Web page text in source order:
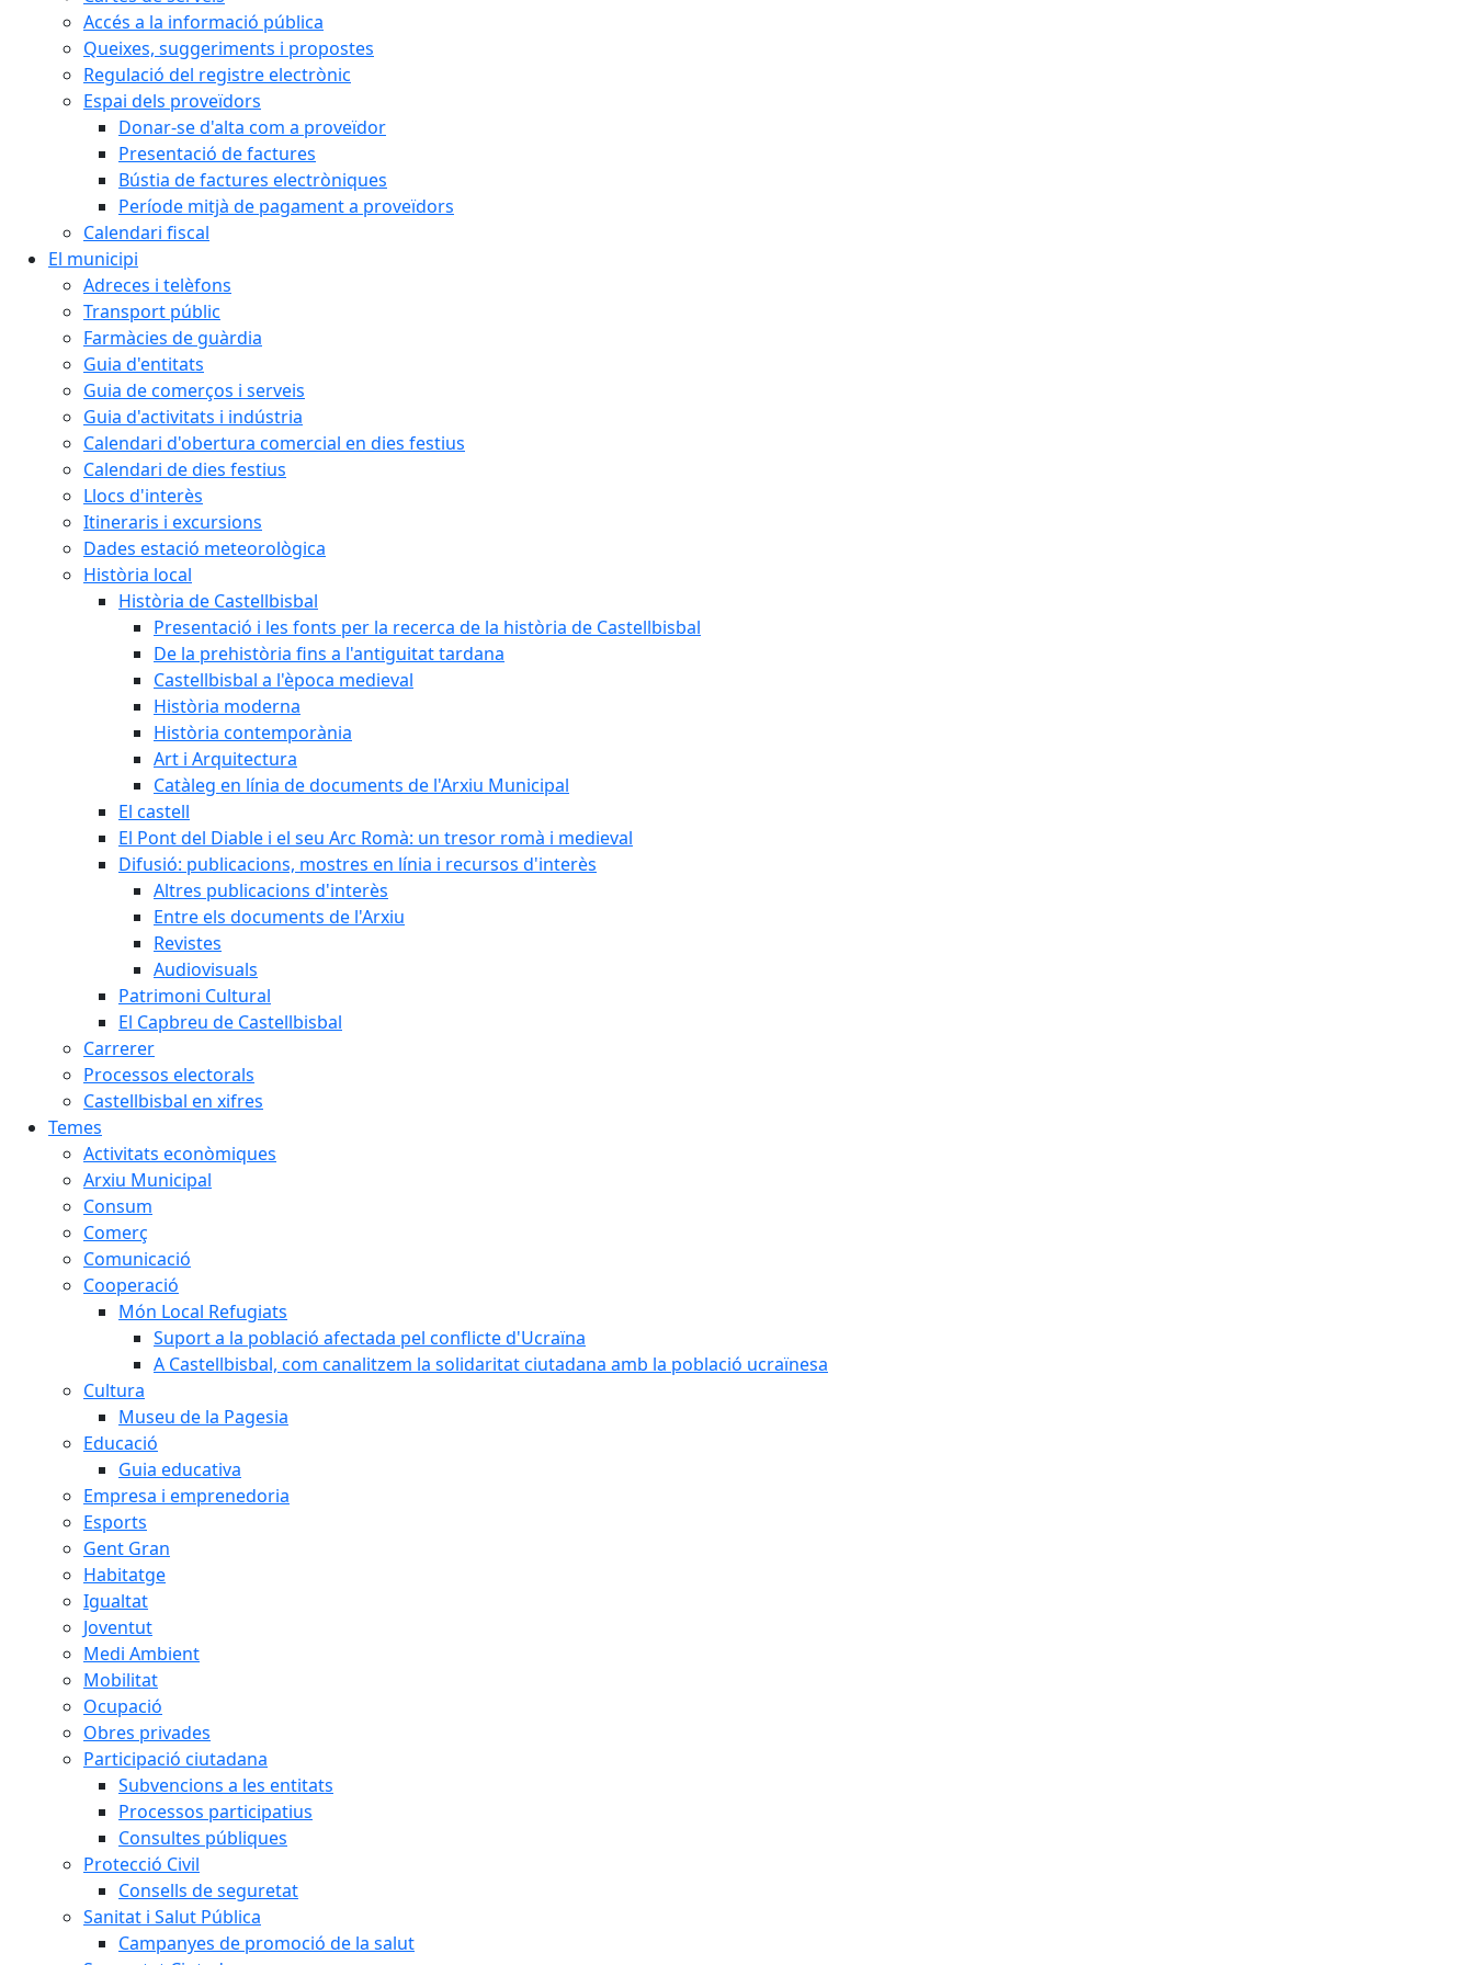
Accés a la informació pública
Queixes, suggeriments i propostes
Regulació del registre electrònic
Espai dels proveïdors
Donar-se d'alta com a proveïdor
Presentació de factures
Bústia de factures electròniques
Període mitjà de pagament a proveïdors
Calendari fiscal
El municipi
Adreces i telèfons
Transport públic
Farmàcies de guàrdia
Guia d'entitats
Guia de comerços i serveis
Guia d'activitats i indústria
Calendari d'obertura comercial en dies festius
Calendari de dies festius
Llocs d'interès
Itineraris i excursions
Dades estació meteorològica
Història local
Història de Castellbisbal
Presentació i les fonts per la recerca de la història de Castellbisbal
De la prehistòria fins a l'antiguitat tardana
Castellbisbal a l'època medieval
Història moderna
Història contemporània
Art i Arquitectura
Catàleg en línia de documents de l'Arxiu Municipal
El castell
El Pont del Diable i el seu Arc Romà: un tresor romà i medieval
Difusió: publicacions, mostres en línia i recursos d'interès
Altres publicacions d'interès
Entre els documents de l'Arxiu
Revistes
Audiovisuals
Patrimoni Cultural
El Capbreu de Castellbisbal
Carrerer
Processos electorals
Castellbisbal en xifres
Temes
Activitats econòmiques
Arxiu Municipal
Consum
Comerç
Comunicació
Cooperació
Món Local Refugiats
Suport a la població afectada pel conflicte d'Ucraïna
A Castellbisbal, com canalitzem la solidaritat ciutadana amb la població ucraïnesa
Cultura
Museu de la Pagesia
Educació
Guia educativa
Empresa i emprenedoria
Esports
Gent Gran
Habitatge
Igualtat
Joventut
Medi Ambient
Mobilitat
Ocupació
Obres privades
Participació ciutadana
Subvencions a les entitats
Processos participatius
Consultes públiques
Protecció Civil
Consells de seguretat
Sanitat i Salut Pública
Campanyes de promoció de la salut